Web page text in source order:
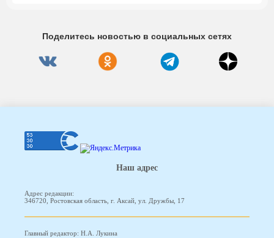
Поделитесь новостью в социальных сетях
Наш адрес
Адрес редакции:
346720, Ростовская область, г. Аксай, ул. Дружбы, 17
Главный редактор: Н.А. Лукина